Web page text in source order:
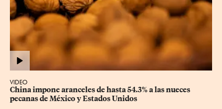
VIDEO
China impone aranceles de hasta 54.3% a las nueces
pecanas de México y Estados Unidos